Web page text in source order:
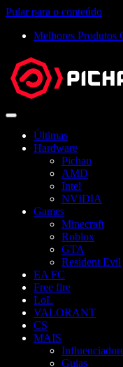
Pular para o conteúdo
Melhores Produtos
Abrir
Últimas
Hardware
Pichau
AMD
Intel
NVIDIA
Games
Minecraft
Roblox
GTA
Resident Evil
EA FC
Free fire
LoL
VALORANT
CS
MAIS
Guias